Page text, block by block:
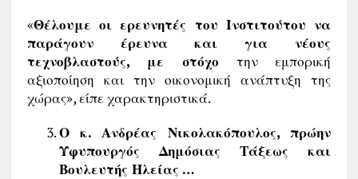
«Θέλουμε οι ερευνητές του Ινστιτούτου να
παράγουν έρευνα και για νέους
τεχνοβλαστούς, με στόχο την εμπορική
αξιοποίηση και την οικονομική ανάπτυξη της
χώρας», είπε χαρακτηριστικά.
Ο κ. Ανδρέας Νικολακόπουλος, πρώην
Υφυπουργός Δημόσιας Τάξεως και
Βουλευτής Ηλείας …